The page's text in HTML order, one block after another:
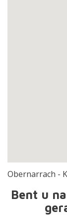
Obernarrach -
Bent u